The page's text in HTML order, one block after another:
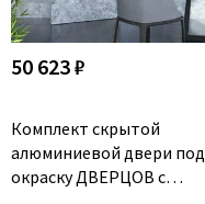
50 623 ₽
Комплект скрытой
алюминиевой двери под
окраску ДВЕРЦОВ с